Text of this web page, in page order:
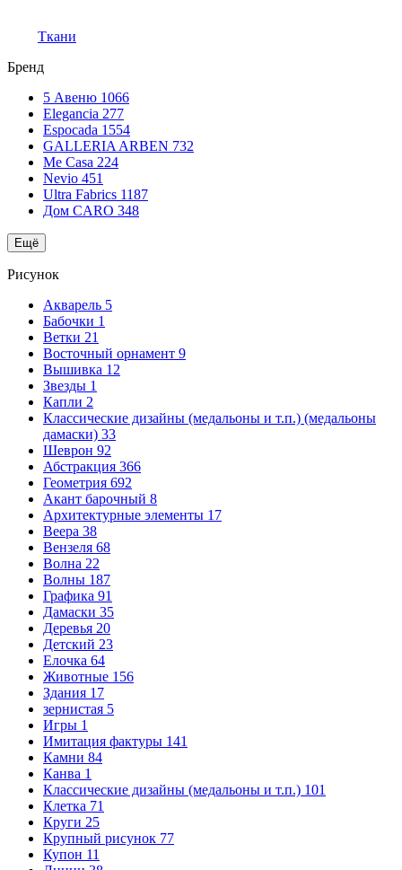
Ткани
Бренд
5 Авеню 1066
Elegancia 277
Espocada 1554
GALLERIA ARBEN 732
Me Casa 224
Nevio 451
Ultra Fabrics 1187
Дом CARO 348
Ещё
Рисунок
Акварель 5
Бабочки 1
Ветки 21
Восточный орнамент 9
Вышивка 12
Звезды 1
Капли 2
Классические дизайны (медальоны и т.п.) (медальоны
дамаски) 33
Шеврон 92
Абстракция 366
Геометрия 692
Акант барочный 8
Архитектурные элементы 17
Веера 38
Вензеля 68
Волна 22
Волны 187
Графика 91
Дамаски 35
Деревья 20
Детский 23
Елочка 64
Животные 156
Здания 17
зернистая 5
Игры 1
Имитация фактуры 141
Камни 84
Канва 1
Классические дизайны (медальоны и т.п.) 101
Клетка 71
Круги 25
Крупный рисунок 77
Купон 11